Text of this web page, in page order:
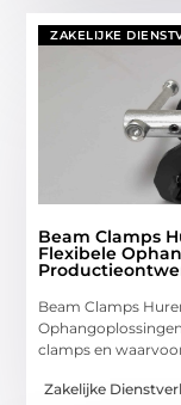
ZAKELIJKE
Beam Clamps
Flexibele
Beam Clamps
clamps en
Zakelijke